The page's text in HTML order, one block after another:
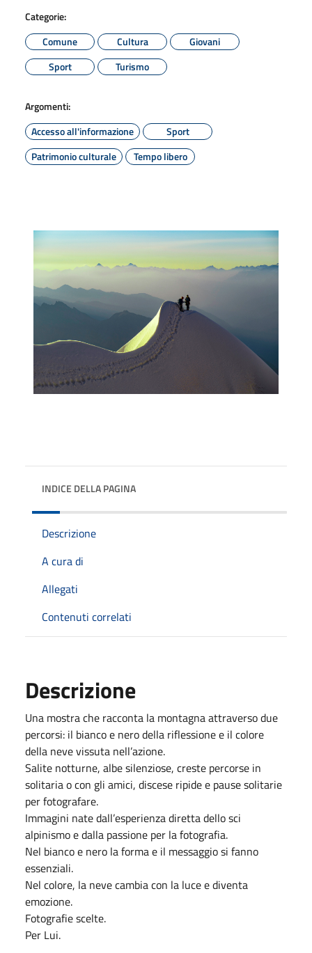
Categorie:
Comune
Cultura
Giovani
Sport
Turismo
Argomenti:
Accesso all'informazione
Sport
Patrimonio culturale
Tempo libero
INDICE DELLA PAGINA
Descrizione
A cura di
Allegati
Contenuti correlati
Descrizione
Una mostra che racconta la montagna attraverso due
percorsi: il bianco e nero della riflessione e il colore
della neve vissuta nell’azione.
Salite notturne, albe silenziose, creste percorse in
solitaria o con gli amici, discese ripide e pause solitarie
per fotografare.
Immagini nate dall’esperienza diretta dello sci
alpinismo e dalla passione per la fotografia.
Nel bianco e nero la forma e il messaggio si fanno
essenziali.
Nel colore, la neve cambia con la luce e diventa
emozione.
Fotografie scelte.
Per Lui.